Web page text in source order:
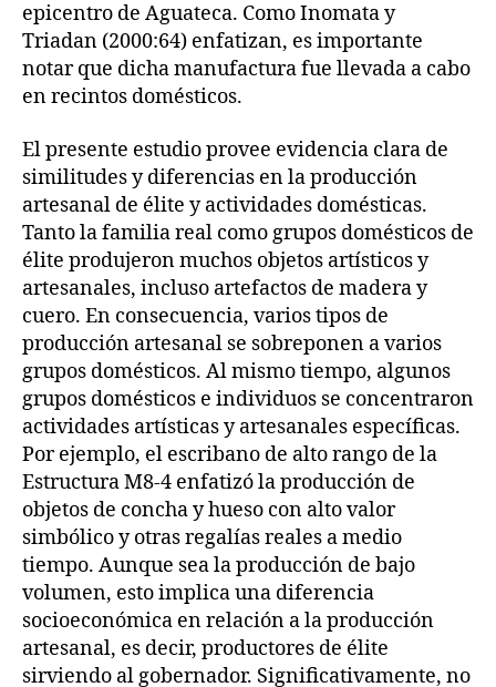
epicentro de Aguateca. Como Inomata y
Triadan (2000:64) enfatizan, es importante
notar que dicha manufactura fue llevada a cabo
en recintos domésticos.
El presente estudio provee evidencia clara de
similitudes y diferencias en la producción
artesanal de élite y actividades domésticas.
Tanto la familia real como grupos domésticos de
élite produjeron muchos objetos artísticos y
artesanales, incluso artefactos de madera y
cuero. En consecuencia, varios tipos de
producción artesanal se sobreponen a varios
grupos domésticos. Al mismo tiempo, algunos
grupos domésticos e individuos se concentraron
actividades artísticas y artesanales específicas.
Por ejemplo, el escribano de alto rango de la
Estructura M8-4 enfatizó la producción de
objetos de concha y hueso con alto valor
simbólico y otras regalías reales a medio
tiempo. Aunque sea la producción de bajo
volumen, esto implica una diferencia
socioeconómica en relación a la producción
artesanal, es decir, productores de élite
sirviendo al gobernador. Significativamente, no